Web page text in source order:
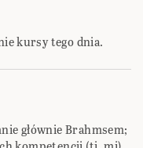
kursy tego dnia.
głównie Brahmsem;